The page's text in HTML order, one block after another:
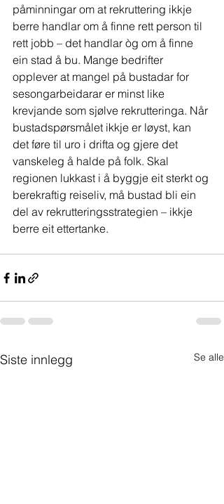
påminningar om at rekruttering ikkje
berre handlar om å finne rett person til
rett jobb – det handlar òg om å finne
ein stad å bu. Mange bedrifter
opplever at mangel på bustadar for
sesongarbeidarar er minst like
krevjande som sjølve rekrutteringa. Når
bustadspørsmålet ikkje er løyst, kan
det føre til uro i drifta og gjere det
vanskeleg å halde på folk. Skal
regionen lukkast i å byggje eit sterkt og
berekraftig reiseliv, må bustad bli ein
del av rekrutteringsstrategien – ikkje
berre eit ettertanke.
Siste innlegg Se alle